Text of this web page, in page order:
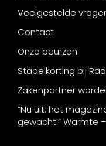
Veelgestelde
Contact
Onze beurzen
Stapelkorting bij
Zakenpartner
“Nu uit: het
gewacht.” Warmte